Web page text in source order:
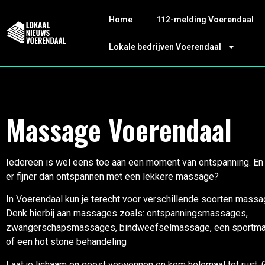
Home 112-melding Voerendaal
Lokale bedrijven Voerendaal
Massage Voerendaal
Iedereen is wel eens toe aan een moment van ontspanning.
er fijner dan ontspannen met een lekkere massage?
In Voerendaal kun je terecht voor verschillende soorten
Denk hierbij aan massages zoals: ontspanningsmassages,
zwangerschapsmassages, bindweefselmassage, een
of een hot stone behandeling